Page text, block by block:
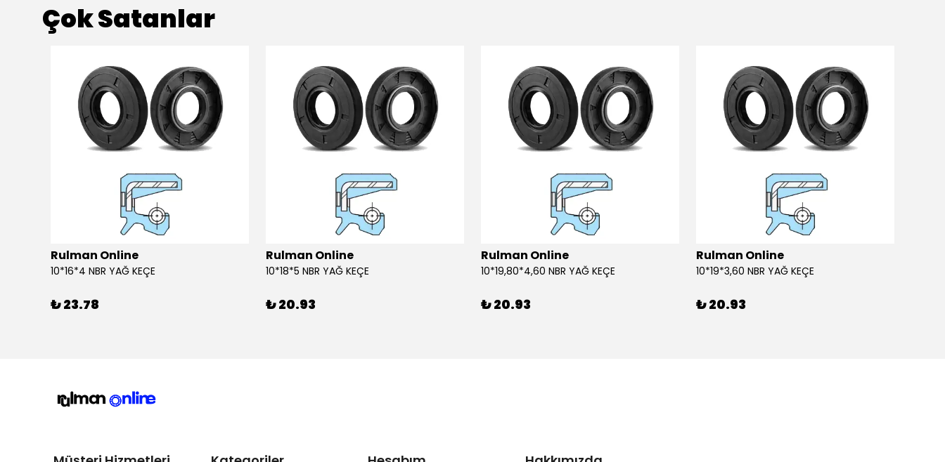
Çok Satanlar
Rulman Online
10*16*4 NBR YAĞ KEÇE
₺ 23.78
Rulman Online
10*18*5 NBR YAĞ KEÇE
₺ 20.93
Rulman Online
10*19,80*4,60 NBR YAĞ KEÇE
₺ 20.93
Rulman Online
10*19*3,60 NBR YAĞ KEÇE
₺ 20.93